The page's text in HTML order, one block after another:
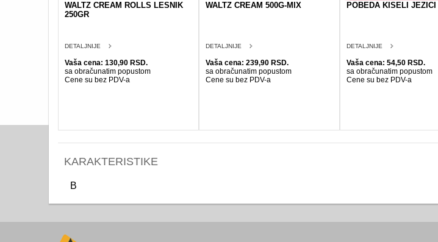
WALTZ CREAM ROLLS LESNIK
250GR
DETALJNIJE
Vaša cena: 130,90 RSD.
sa obračunatim popustom
Cene su bez PDV-a
WALTZ CREAM 500G-MIX
DETALJNIJE
Vaša cena: 239,90 RSD.
sa obračunatim popustom
Cene su bez PDV-a
POBEDA KISELI JEZICI
DETALJNIJE
Vaša cena: 54,50 RSD.
sa obračunatim popustom
Cene su bez PDV-a
KARAKTERISTIKE
B